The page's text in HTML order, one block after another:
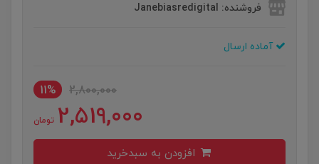
فروشنده: Janebiasredigital
آماده ارسال
2,800,000
11%
2,519,000 تومان